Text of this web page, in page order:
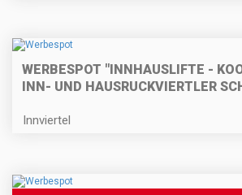
WERBESPOT "INNHAUSLIFTE -
INN- UND HAUSRUCKVIERTLER
Innviertel